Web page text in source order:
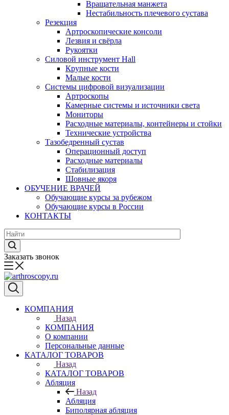
Вращательная манжета
Нестабильность плечевого сустава
Резекция
Артроскопические консоли
Лезвия и свёрла
Рукоятки
Силовой инструмент Hall
Крупные кости
Малые кости
Системы цифровой визуализации
Артроскопы
Камерные системы и источники света
Мониторы
Расходные материалы, контейнеры и стойки
Технические устройства
Тазобедренный сустав
Операционный доступ
Расходные материалы
Стабилизация
Шовные якоря
ОБУЧЕНИЕ ВРАЧЕЙ
Обучающие курсы за рубежом
Обучающие курсы в России
КОНТАКТЫ
Заказать звонок
КОМПАНИЯ
Назад
КОМПАНИЯ
О компании
Персональные данные
КАТАЛОГ ТОВАРОВ
Назад
КАТАЛОГ ТОВАРОВ
Абляция
Назад
Абляция
Биполярная абляция